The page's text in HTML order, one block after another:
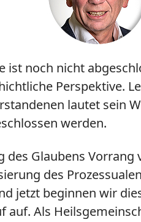
ist noch nicht
Perspektive.
lautet sein
werden.
Glaubens
des
jetzt beginnen wir
Als